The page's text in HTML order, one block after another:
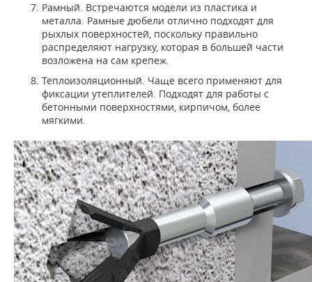
Рамный. Встречаются модели из пластика и
металла. Рамные дюбели отлично подходят для
рыхлых поверхностей, поскольку правильно
распределяют нагрузку, которая в большей части
возложена на сам крепеж.
Теплоизоляционный. Чаще всего применяют для
фиксации утеплителей. Подходят для работы с
бетонными поверхностями, кирпичом, более
мягкими.